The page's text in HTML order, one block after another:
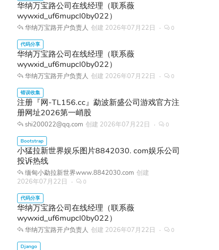
华纳万宝路公司在线经理（联系薇
wywxid_uf6mupcl0by022）
华纳万宝路开户负责人 创建 2026年07月22日 0
华纳万宝路公司在线经理（联系薇
wywxid_uf6mupcl0by022）
华纳万宝路开户负责人 创建 2026年07月22日 0
注册『网-TL156.cc』勐波新盛公司游戏官方注
册网址2026第一峭股
shi200022@qq.com 创建 2026年07月22日 0
小猛拉新世界娱乐图片8842030. com娱乐公司
投诉热线
缅甸小勐拉新世界www.8842030.com 创建
2026年07月22日
0
华纳万宝路公司在线经理（联系薇
wywxid_uf6mupcl0by022）
华纳万宝路开户负责人 创建 2026年07月22日 0